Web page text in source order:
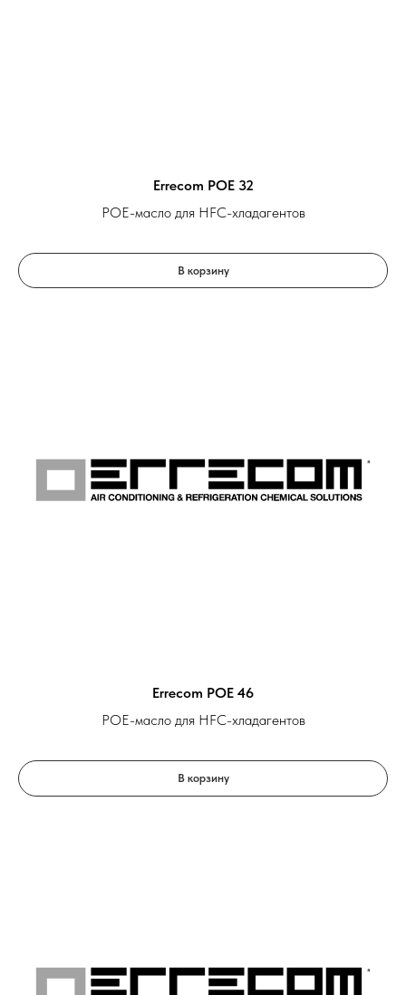
Errecom POE 32
POE-масло для HFC-хладагентов
В корзину
Errecom POE 46
POE-масло для HFC-хладагентов
В корзину